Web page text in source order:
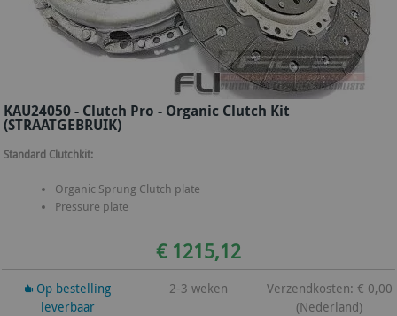
KAU24050 - Clutch Pro - Organic Clutch Kit
(STRAATGEBRUIK)
Standard Clutchkit:
Organic Sprung Clutch plate
Pressure plate
€ 1215,12
Op bestelling
leverbaar
2-3 weken
Verzendkosten: € 0,00
(Nederland)